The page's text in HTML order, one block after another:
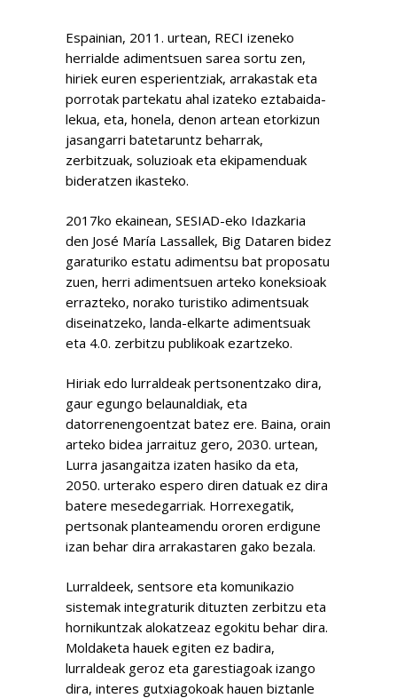
Espainian, 2011. urtean, RECI izeneko
herrialde adimentsuen sarea sortu zen,
hiriek euren esperientziak, arrakastak eta
porrotak partekatu ahal izateko eztabaida-
lekua, eta, honela, denon artean etorkizun
jasangarri batetaruntz beharrak,
zerbitzuak, soluzioak eta ekipamenduak
bideratzen ikasteko.
2017ko ekainean, SESIAD-eko Idazkaria
den José María Lassallek, Big Dataren bidez
garaturiko estatu adimentsu bat proposatu
zuen, herri adimentsuen arteko koneksioak
errazteko, norako turistiko adimentsuak
diseinatzeko, landa-elkarte adimentsuak
eta 4.0. zerbitzu publikoak ezartzeko.
Hiriak edo lurraldeak pertsonentzako dira,
gaur egungo belaunaldiak, eta
datorrenengoentzat batez ere. Baina, orain
arteko bidea jarraituz gero, 2030. urtean,
Lurra jasangaitza izaten hasiko da eta,
2050. urterako espero diren datuak ez dira
batere mesedegarriak. Horrexegatik,
pertsonak planteamendu ororen erdigune
izan behar dira arrakastaren gako bezala.
Lurraldeek, sentsore eta komunikazio
sistemak integraturik dituzten zerbitzu eta
hornikuntzak alokatzeaz egokitu behar dira.
Moldaketa hauek egiten ez badira,
lurraldeak geroz eta garestiagoak izango
dira, interes gutxiagokoak hauen biztanle